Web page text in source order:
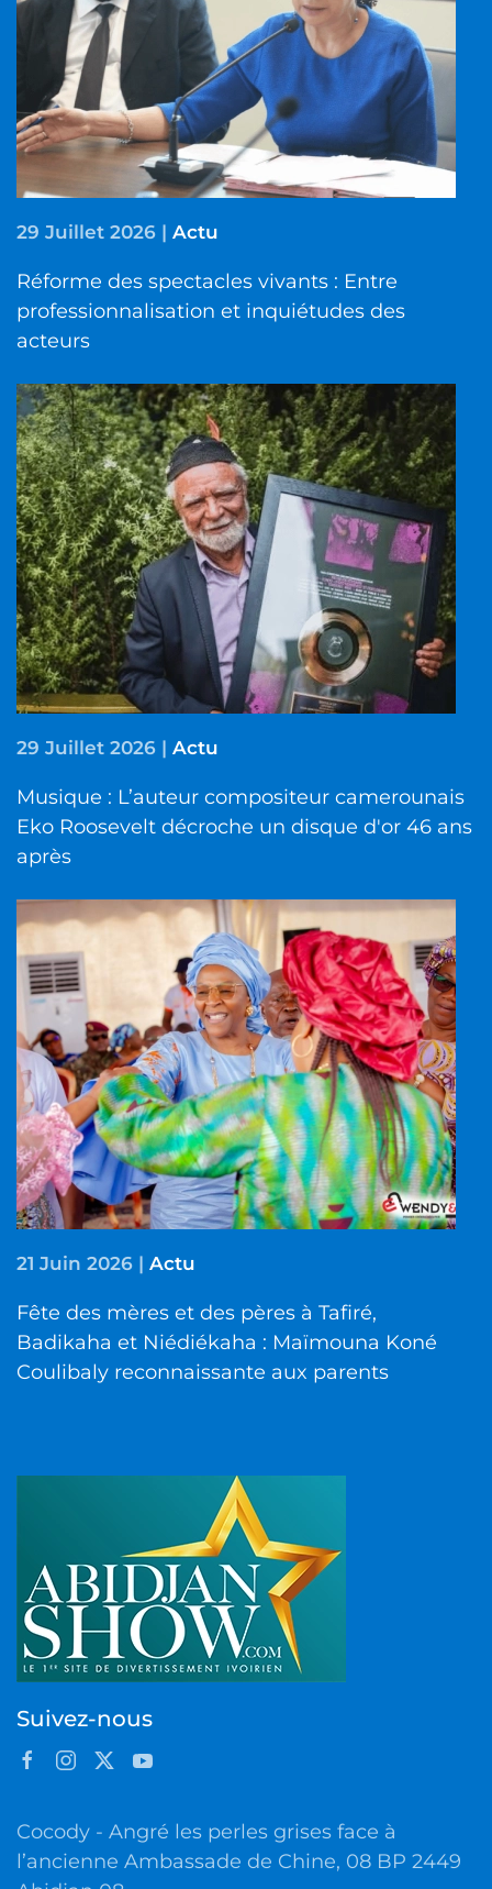
29 Juillet 2026 | Actu
Réforme des spectacles vivants : Entre
professionnalisation et inquiétudes des
acteurs
29 Juillet 2026 | Actu
Musique : L’auteur compositeur camerounais
Eko Roosevelt décroche un disque d'or 46 ans
après
21 Juin 2026 | Actu
Fête des mères et des pères à Tafiré,
Badikaha et Niédiékaha : Maïmouna Koné
Coulibaly reconnaissante aux parents
Suivez-nous
Cocody - Angré les perles grises face à
l’ancienne Ambassade de Chine, 08 BP 2449